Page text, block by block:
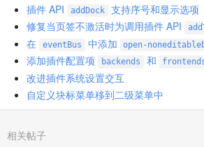
插件 API addDock
支持序号和显示选项
修复当页签不激活时为调用插件 API
在 eventBus 中添加 open-
添加插件配置项 backends 和
改进插件系统设置交互
自定义块标菜单移到二级菜单中
相关帖子